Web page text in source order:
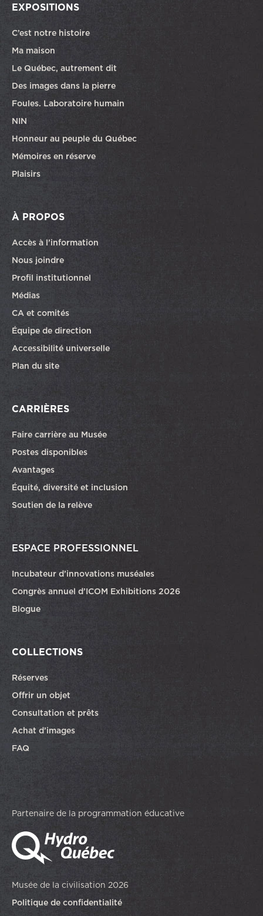
EXPOSITIONS
C’est notre histoire
Ma maison
Le Québec, autrement dit
Des images dans la pierre
Foules. Laboratoire humain
NIN
Honneur au peuple du Québec
Mémoires en réserve
Plaisirs
À PROPOS
Accès à l’information
Nous joindre
Profil institutionnel
Médias
CA et comités
Équipe de direction
Accessibilité universelle
Plan du site
CARRIÈRES
Faire carrière au Musée
Postes disponiblesCe lien ouvrira dans une autre fenêtre
Avantages
Équité, diversité et inclusion
Soutien de la relève
ESPACE PROFESSIONNEL
Incubateur d’innovations muséales
Congrès annuel d’ICOM Exhibitions 2026
Blogue
COLLECTIONS
Réserves
Offrir un objet
Consultation et prêts
Achat d’images
FAQ
Partenaire de la programmation éducative
Musée de la civilisation 2026
Politique de confidentialité